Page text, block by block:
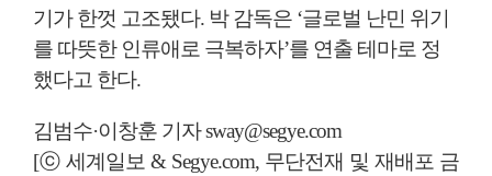
기가 한껏 고조됐다. 박 감독은 ‘글로벌 난민 위기
를 따뜻한 인류애로 극복하자’를 연출 테마로 정
했다고 한다.
김범수·이창훈 기자 sway@segye.com
[ⓒ 세계일보 & Segye.com, 무단전재 및 재배포 금